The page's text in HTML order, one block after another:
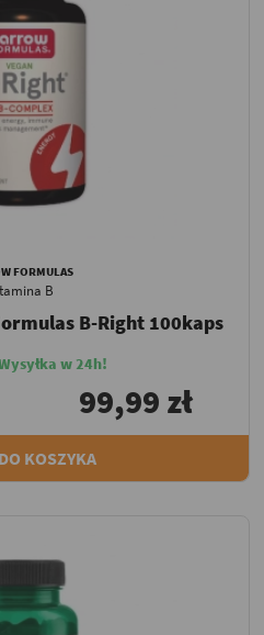
FORMULAS
B
B-Right 100kaps
w 24h!
99,99 zł
KOSZYKA